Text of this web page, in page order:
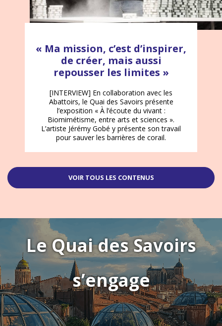
« Ma mission, c’est d’inspirer,
de créer, mais aussi
repousser les limites »
[INTERVIEW] En collaboration avec les
Abattoirs, le Quai des Savoirs présente
l’exposition « À l’écoute du vivant :
Biomimétisme, entre arts et sciences ».
L’artiste Jérémy Gobé y présente son travail
pour sauver les barrières de corail.
VOIR TOUS LES CONTENUS
Le Quai des Savoirs
s’engage